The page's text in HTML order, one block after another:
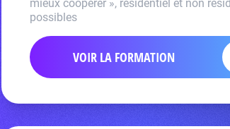
mieux coopérer », résidentiel et non
possibles
VOIR LA FORMATION